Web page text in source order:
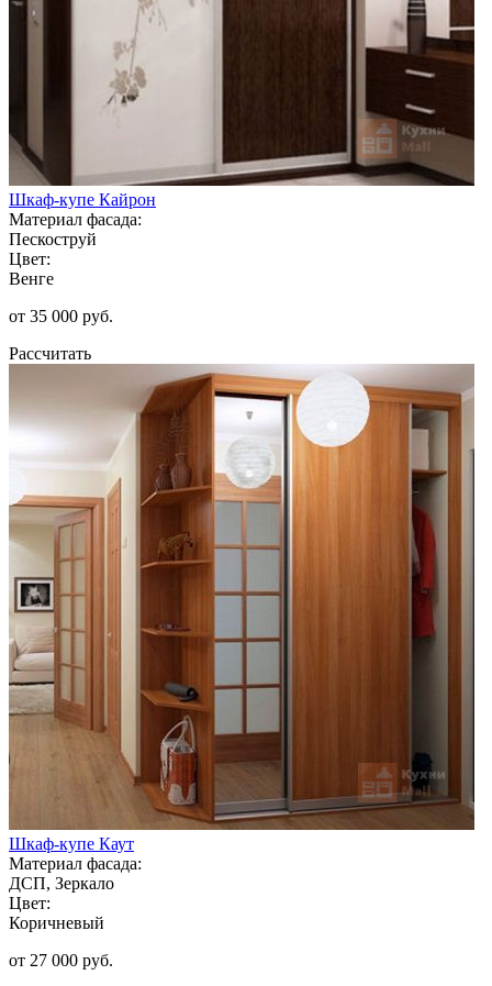
Шкаф-купе Кайрон
Материал фасада:
Пескоструй
Цвет:
Венге
от 35 000 руб.
Рассчитать
Шкаф-купе Каут
Материал фасада:
ДСП, Зеркало
Цвет:
Коричневый
от 27 000 руб.